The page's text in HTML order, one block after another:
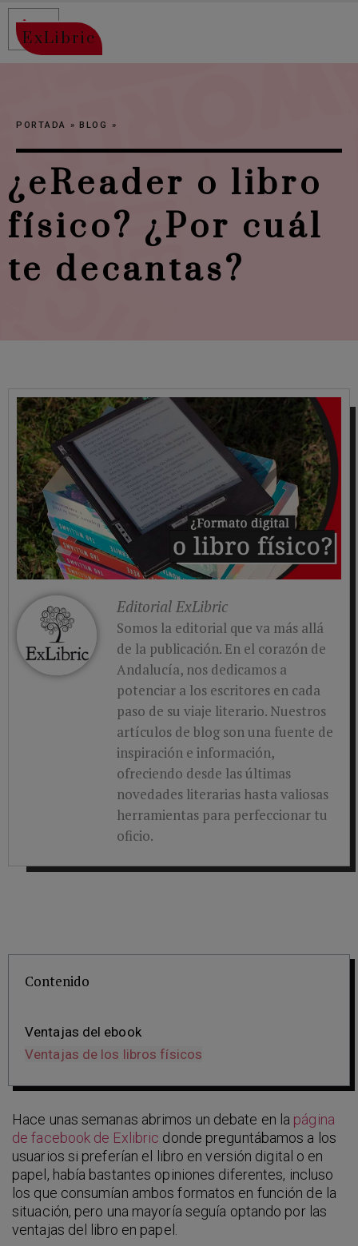
ExLibric
¿eReader o libro
físico? ¿Por cuál
te decantas?
PORTADA »BLOG »
Editorial ExLibric
Somos la editorial que va más allá
de la publicación. En el corazón de
Andalucía, nos dedicamos a
potenciar a los escritores en cada
paso de su viaje literario. Nuestros
artículos de blog son una fuente de
inspiración e información,
ofreciendo desde las últimas
novedades literarias hasta valiosas
herramientas para perfeccionar tu
oficio.
Contenido
Ventajas del ebook
Ventajas de los libros físicos
Hace unas semanas abrimos un debate en la página
de facebook de Exlibric donde preguntábamos a los
usuarios si preferían el libro en versión digital o en
papel, había bastantes opiniones diferentes, incluso
los que consumían ambos formatos en función de la
situación, pero una mayoría seguía optando por las
ventajas del libro en papel.